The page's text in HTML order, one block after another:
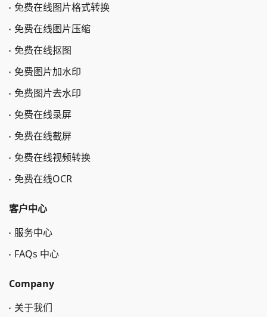
免费在线图片格式转换
免费在线图片压缩
免费在线抠图
免费图片加水印
免费图片去水印
免费在线录屏
免费在线截屏
免费在线视频转换
免费在线OCR
客户中心
服务中心
FAQs 中心
Company
关于我们